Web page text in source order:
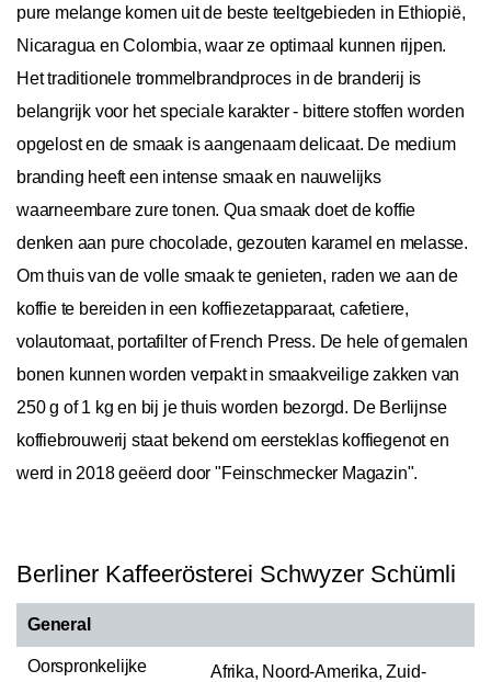
pure melange komen uit de beste teeltgebieden in Ethiopië,
Nicaragua en Colombia, waar ze optimaal kunnen rijpen.
Het traditionele trommelbrandproces in de branderij is
belangrijk voor het speciale karakter - bittere stoffen worden
opgelost en de smaak is aangenaam delicaat. De medium
branding heeft een intense smaak en nauwelijks
waarneembare zure tonen. Qua smaak doet de koffie
denken aan pure chocolade, gezouten karamel en melasse.
Om thuis van de volle smaak te genieten, raden we aan de
koffie te bereiden in een koffiezetapparaat, cafetiere,
volautomaat, portafilter of French Press. De hele of gemalen
bonen kunnen worden verpakt in smaakveilige zakken van
250 g of 1 kg en bij je thuis worden bezorgd. De Berlijnse
koffiebrouwerij staat bekend om eersteklas koffiegenot en
werd in 2018 geëerd door "Feinschmecker Magazin".
Berliner Kaffeerösterei Schwyzer Schümli
General
Oorspronkelijke
Afrika, Noord-Amerika, Zuid-